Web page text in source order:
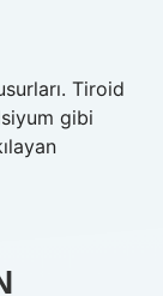
Tiroid
gibi